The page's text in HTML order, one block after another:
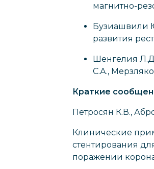
магнитно-
Бузиашвили
развития
Шенгелия
С.А.,
Краткие
Петросян К.В.,
Клинические
стентирования
поражении